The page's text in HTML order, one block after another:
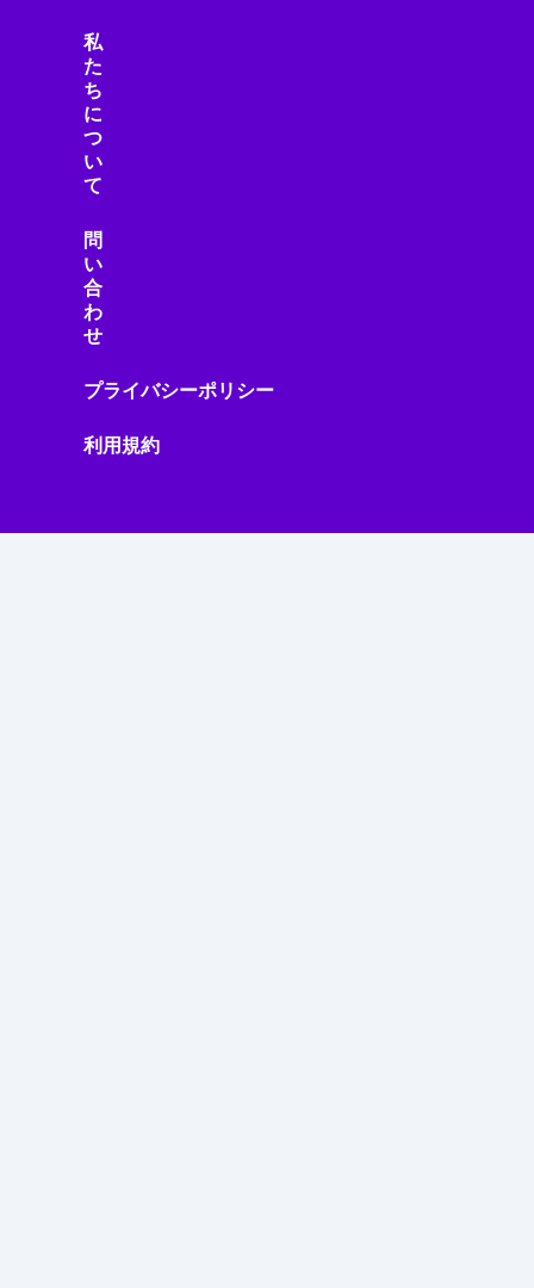
私
た
ち
に
つ
い
て
問
い
合
わ
せ
プライバシーポリシー
利用規約